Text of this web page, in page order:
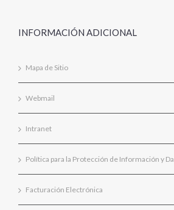
INFORMACIÓN ADICIONAL
Mapa de Sitio
Webmail
Intranet
Política para la Protección de Información y
Facturación Electrónica